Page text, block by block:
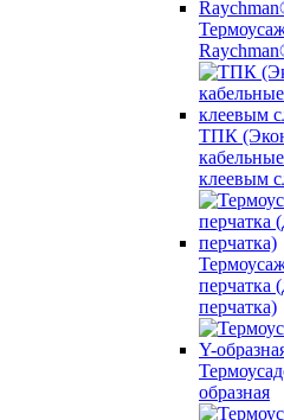
ТПК
клеевым
перчатка
перчатка)
образная